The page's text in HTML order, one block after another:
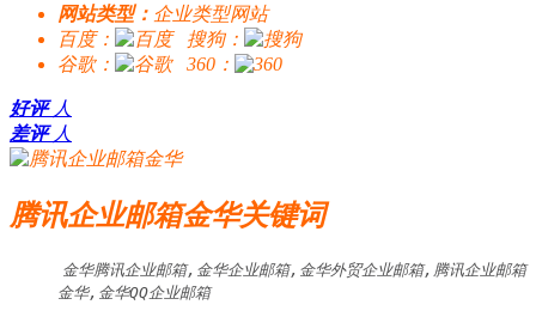
网站类型： 企业类型网站
百度：
搜狗：
谷歌：
360：
好评 人
差评 人
腾讯企业邮箱金华关键词
金华腾讯企业邮箱,金华企业邮箱,金华外贸企业邮箱,腾讯企业邮箱
金华,金华QQ企业邮箱